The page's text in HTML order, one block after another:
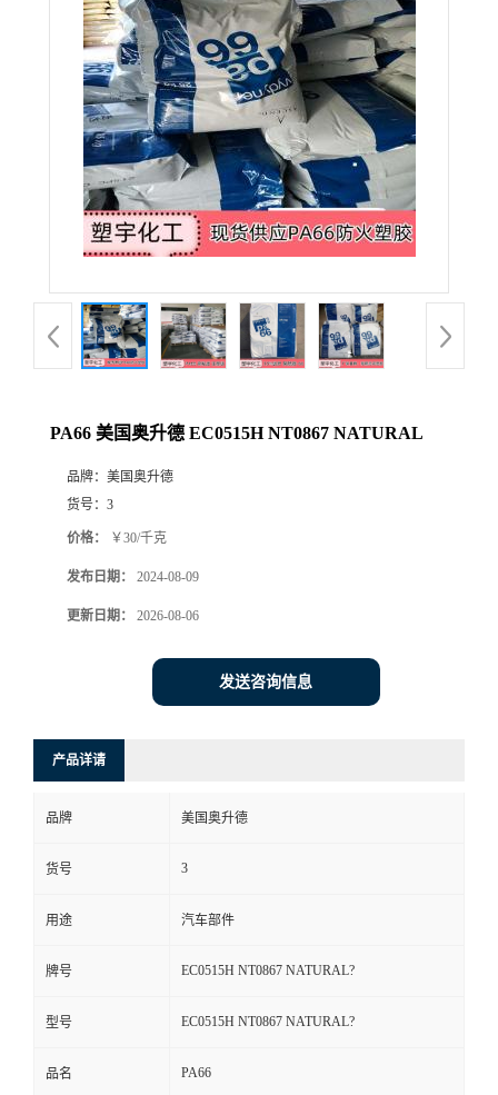
PA66 美国奥升德 EC0515H NT0867 NATURAL
品牌： 美国奥升德
货号： 3
价格： ￥30/千克
发布日期： 2024-08-09
更新日期： 2026-08-06
发送咨询信息
产品详请
品牌 美国奥升德
货号 3
用途 汽车部件
牌号 EC0515H NT0867 NATURAL?
型号 EC0515H NT0867 NATURAL?
品名 PA66